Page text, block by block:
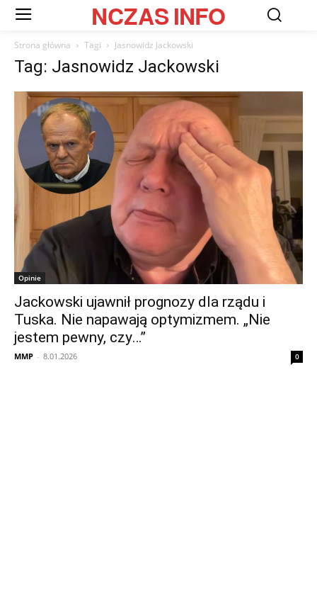
NCZASINFO
Strona główna Tagi Jasnowidz Jackowski
Tag: Jasnowidz Jackowski
Opinie
Jackowski ujawnił prognozy dla rządu i
Tuska. Nie napawają optymizmem. „Nie
jestem pewny, czy…”
MMP - 8.01.2026 0